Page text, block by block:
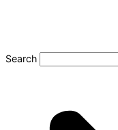
Search